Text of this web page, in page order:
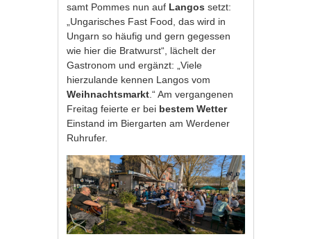
samt Pommes nun auf Langossetzt:
„Ungarisches Fast Food, das wird in
Ungarn so häufig und gern gegessen
wie hier die Bratwurst“, lächelt der
Gastronom und ergänzt: „Viele
hierzulande kennen Langos vom
Weihnachtsmarkt .“ Am vergangenen
Freitag feierte er bei bestem Wetter
Einstand im Biergarten am Werdener
Ruhrufer.